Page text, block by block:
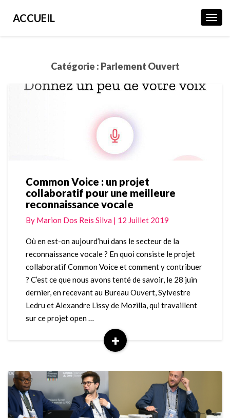
ACCUEIL
Catégorie : Parlement Ouvert
Common
Voice
:
projet
collaboratif
une
meilleure
reconnaissance
vocale
Common Voice : un projet
collaboratif pour une meilleure
reconnaissance vocale
By Marion Dos Reis Silva | 12 Juillet 2019
Où en est-on aujourd’hui dans le secteur de la
reconnaissance vocale ? En quoi consiste le projet
collaboratif Common Voice et comment y contribuer
? C’est ce que nous avons tenté de savoir, le 28 juin
dernier, en recevant au Bureau Ouvert, Sylvestre
Ledru et Alexandre Lissy de Mozilla, qui travaillent
sur ce projet open …
+
Read